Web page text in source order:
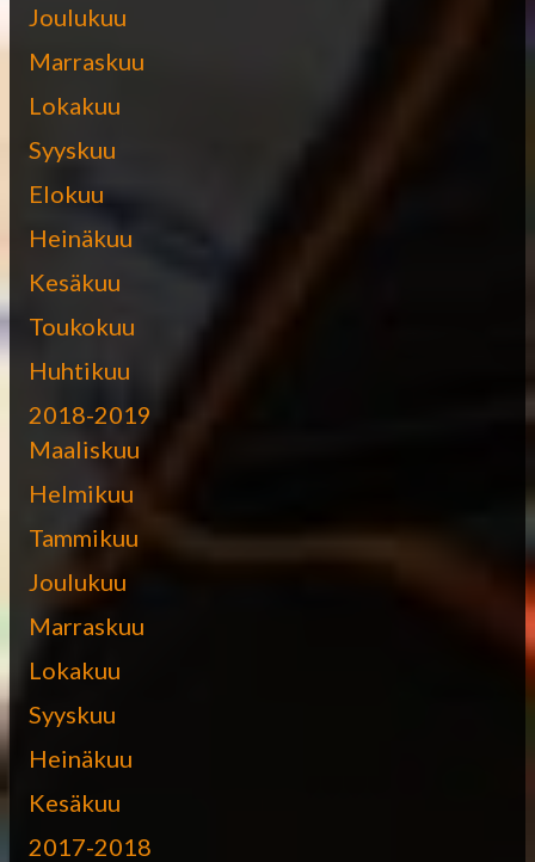
Joulukuu
Marraskuu
Lokakuu
Syyskuu
Elokuu
Heinäkuu
Kesäkuu
Toukokuu
Huhtikuu
2018-2019
Maaliskuu
Helmikuu
Tammikuu
Joulukuu
Marraskuu
Lokakuu
Syyskuu
Heinäkuu
Kesäkuu
2017-2018